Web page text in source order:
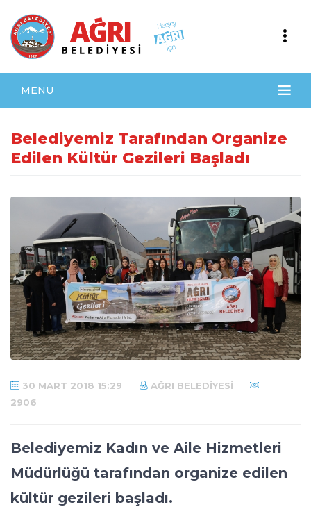
MENÜ
Belediyemiz Tarafından Organize
Edilen Kültür Gezileri Başladı
30 MART 2018 15:29
AĞRI BELEDIYESI
2906
Belediyemiz Kadın ve Aile Hizmetleri
Müdürlüğü tarafından organize edilen
kültür gezileri başladı.